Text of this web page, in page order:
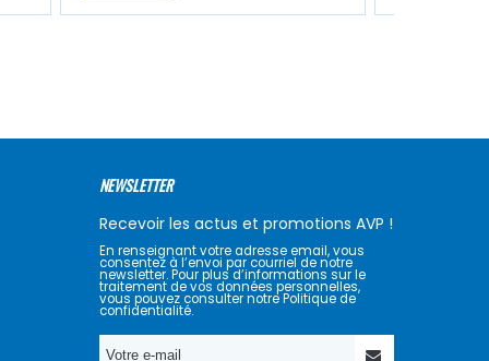
NEWSLETTER
Recevoir les actus et promotions AVP !
En renseignant votre adresse email, vous
consentez à l’envoi par courriel de notre
newsletter. Pour plus d’informations sur le
traitement de vos données personnelles,
vous pouvez consulter notre Politique de
confidentialité.